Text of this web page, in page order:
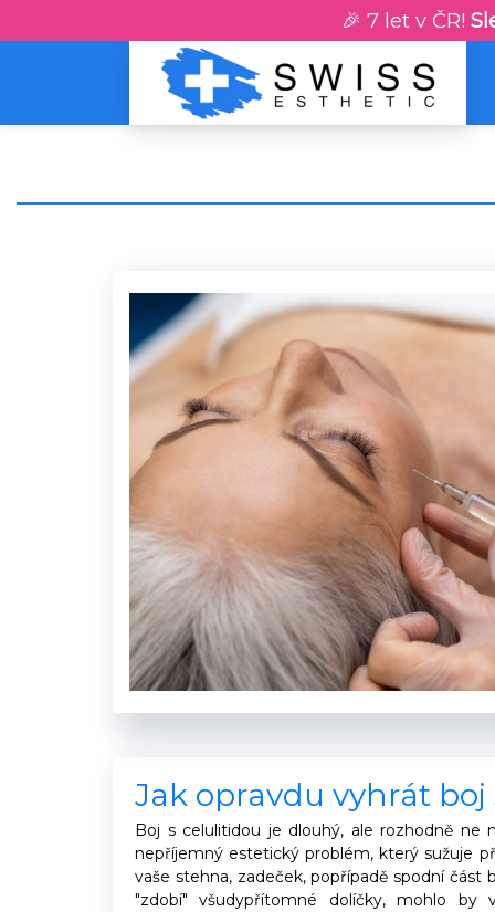
🎉 7 let v ČR!
Jak opravdu vyhrát
Boj s celulitidou je dlouhý, ale rozhodně ne
nepříjemný estetický problém, který sužuje
vaše stehna, zadeček, popřípadě spodní část
"zdobí" všudypřítomné dolíčky, mohlo by